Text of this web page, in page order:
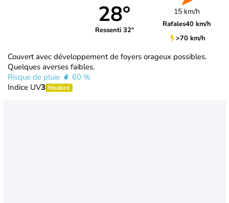
28°
Ressenti 32°
15 km/h
Rafales40 km/h
>70 km/h
Couvert avec développement de foyers orageux possibles.
Quelques averses faibles.
Risque de pluie
60 %
Indice UV3 Modéré